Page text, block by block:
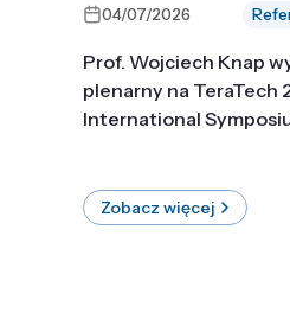
04/07/2026
Prof. Wojciech Knap
plenarny na TeraTech
International
Zobacz więcej